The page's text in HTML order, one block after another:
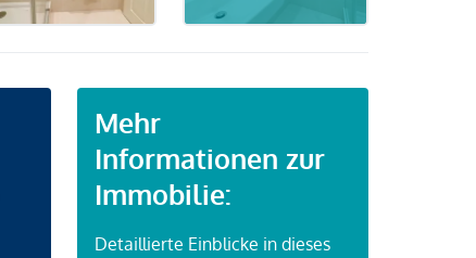
Mehr
Informationen zur
Immobilie:
Detaillierte Einblicke in dieses